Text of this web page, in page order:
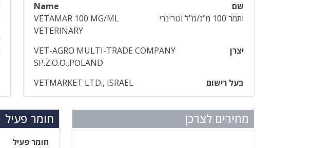
שם
Name
ותמר 100 מ"ג/מ"ל וטרינרי
VETAMAR 100 MG/ML
VETERINARY
יצרן
VET-AGRO MULTI-TRADE COMPANY
SP.Z.O.O.,POLAND
בעל רישום
VETMARKET LTD., ISRAEL
מחירים לצרכן חומר פעיל
חומר פעיל